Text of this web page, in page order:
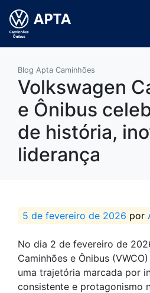
Blog Apta Caminhões
Volkswagen
e Ônibus
de história,
liderança
5 de fevereiro de 2026 por
No dia 2 de fevereiro de
Caminhões e Ônibus
uma trajetória marcada por
consistente e protagonismo